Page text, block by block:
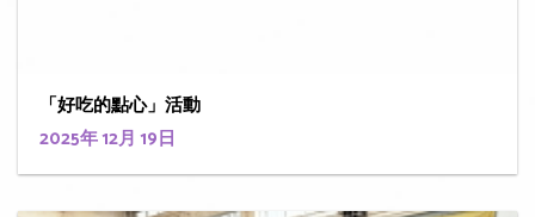
「好吃的點心」活動
2025年 12月 19日